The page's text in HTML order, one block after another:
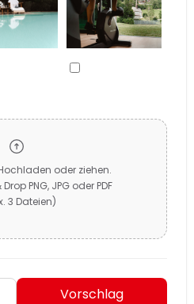
oder ziehen.
PNG, JPG oder PDF
3 Dateien)
Vorschlag